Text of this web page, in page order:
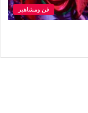
فن ومشاهير